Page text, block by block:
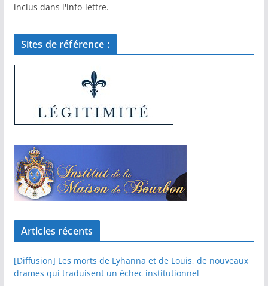
inclus dans l'info-lettre.
Sites de référence :
Articles récents
[Diffusion] Les morts de Lyhanna et de Louis, de nouveaux
drames qui traduisent un échec institutionnel